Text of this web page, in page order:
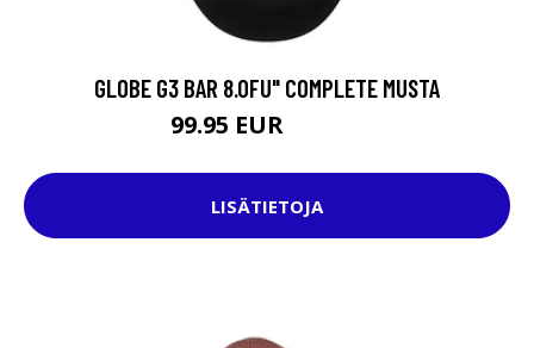
GLOBE G3 BAR 8.0FU" COMPLETE MUSTA
99.95 EUR
LISÄTIETOJA